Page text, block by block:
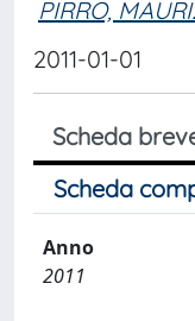
PIRRO,
2011-01-01
Scheda
Scheda
Anno
2011